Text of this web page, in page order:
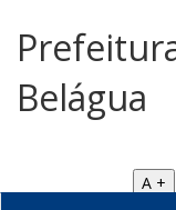
Belágua
A +